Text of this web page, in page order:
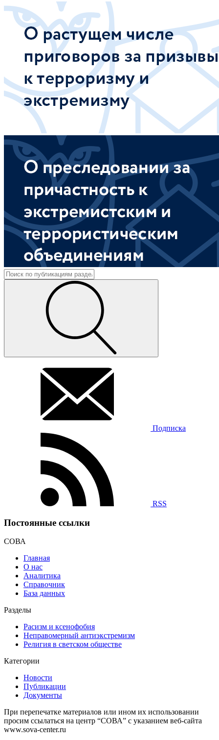
Подписка
RSS
Постоянные ссылки
СОВА
Главная
О нас
Аналитика
Справочник
База данных
Разделы
Расизм и ксенофобия
Неправомерный антиэкстремизм
Религия в светском обществе
Категории
Новости
Публикации
Документы
При перепечатке материалов или ином их использовании
просим ссылаться на центр “СОВА” с указанием веб-сайта
www.sova-center.ru